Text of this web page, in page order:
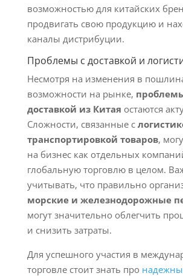
возможностью для китайских
продвигать свою продукцию и
каналы дистрибуции.
Проблемы с доставкой и
Несмотря на изменения в
возможности на рынке,
доставкой из Китая остаются
Сложности, связанные с
транспортировкой товаров,
на бизнес как отдельных
глобальную торговлю в целом.
учитывать, что правильно
морские и железнодорожные
могут значительно облегчить
и снизить затраты.
Для успешного участия в
торговле стоит знать про